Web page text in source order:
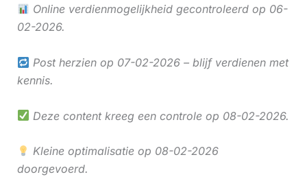
Online verdienmogelijkheid gecontroleerd op 06-
02-2026.
Post herzien op 07-02-2026 – blijf verdienen met
kennis.
Deze content kreeg een controle op 08-02-2026.
Kleine optimalisatie op 08-02-2026
doorgevoerd.